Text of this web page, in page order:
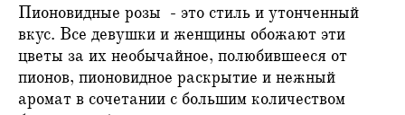
Пионовидные розы - это стиль и утонченный
вкус. Все девушки и женщины обожают эти
цветы за их необычайное, полюбившееся от
пионов, пионовидное раскрытие и нежный
аромат в сочетании с большим количеством